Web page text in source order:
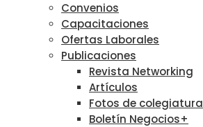
Convenios
Capacitaciones
Ofertas Laborales
Publicaciones
Revista Networking
Artículos
Fotos de colegiatura
Boletín Negocios+